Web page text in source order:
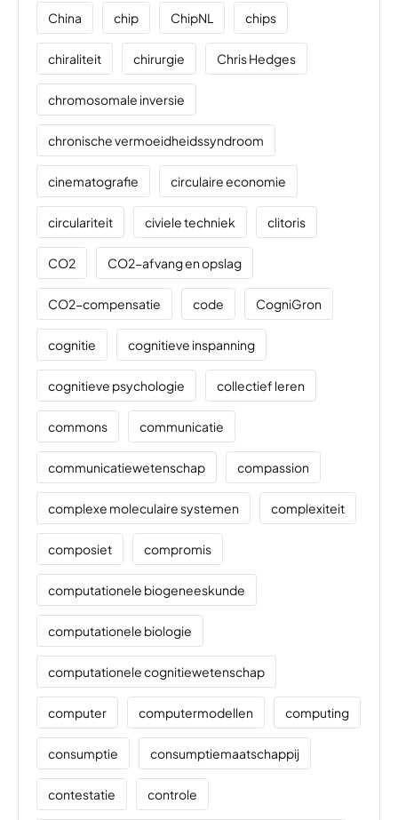
China chip ChipNL chips
chiraliteit chirurgie Chris Hedges
chromosomale inversie
chronische vermoeidheidssyndroom
cinematografie circulaire economie
circulariteit civiele techniek clitoris
CO2 CO2-afvang en opslag
CO2-compensatie code CogniGron
cognitie cognitieve inspanning
cognitieve psychologie collectief leren
commons communicatie
communicatiewetenschap compassion
complexe moleculaire systemen complexiteit
composiet compromis
computationele biogeneeskunde
computationele biologie
computationele cognitiewetenschap
computer computermodellen computing
consumptie consumptiemaatschappij
contestatie controle